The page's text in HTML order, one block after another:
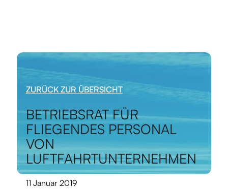
ZURÜCK ZUR ÜBERSICHT
BETRIEBSRAT FÜR
FLIEGENDES PERSONAL
VON
LUFTFAHRTUNTERNEHMEN
11 Januar 2019